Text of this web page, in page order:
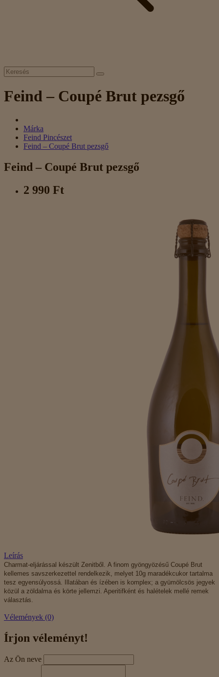
Feind – Coupé Brut pezsgő
Márka
Feind Pincészet
Feind – Coupé Brut pezsgő
Feind – Coupé Brut pezsgő
2 990 Ft
Leírás
Charmat-eljárással készült Zenitből. A finom gyöngyözésű Coupé Brut
kellemes savszerkezettel rendelkezik, melyet 10g maradékcukor tartalma
tesz egyensúlyossá. Illatában és ízében is komplex; a gyümölcsös jegyek
közül a zöldalma és körte jellemzi. Aperitifként és halételek mellé remek
választás.
Vélemények (0)
Írjon véleményt!
Az Ön neve